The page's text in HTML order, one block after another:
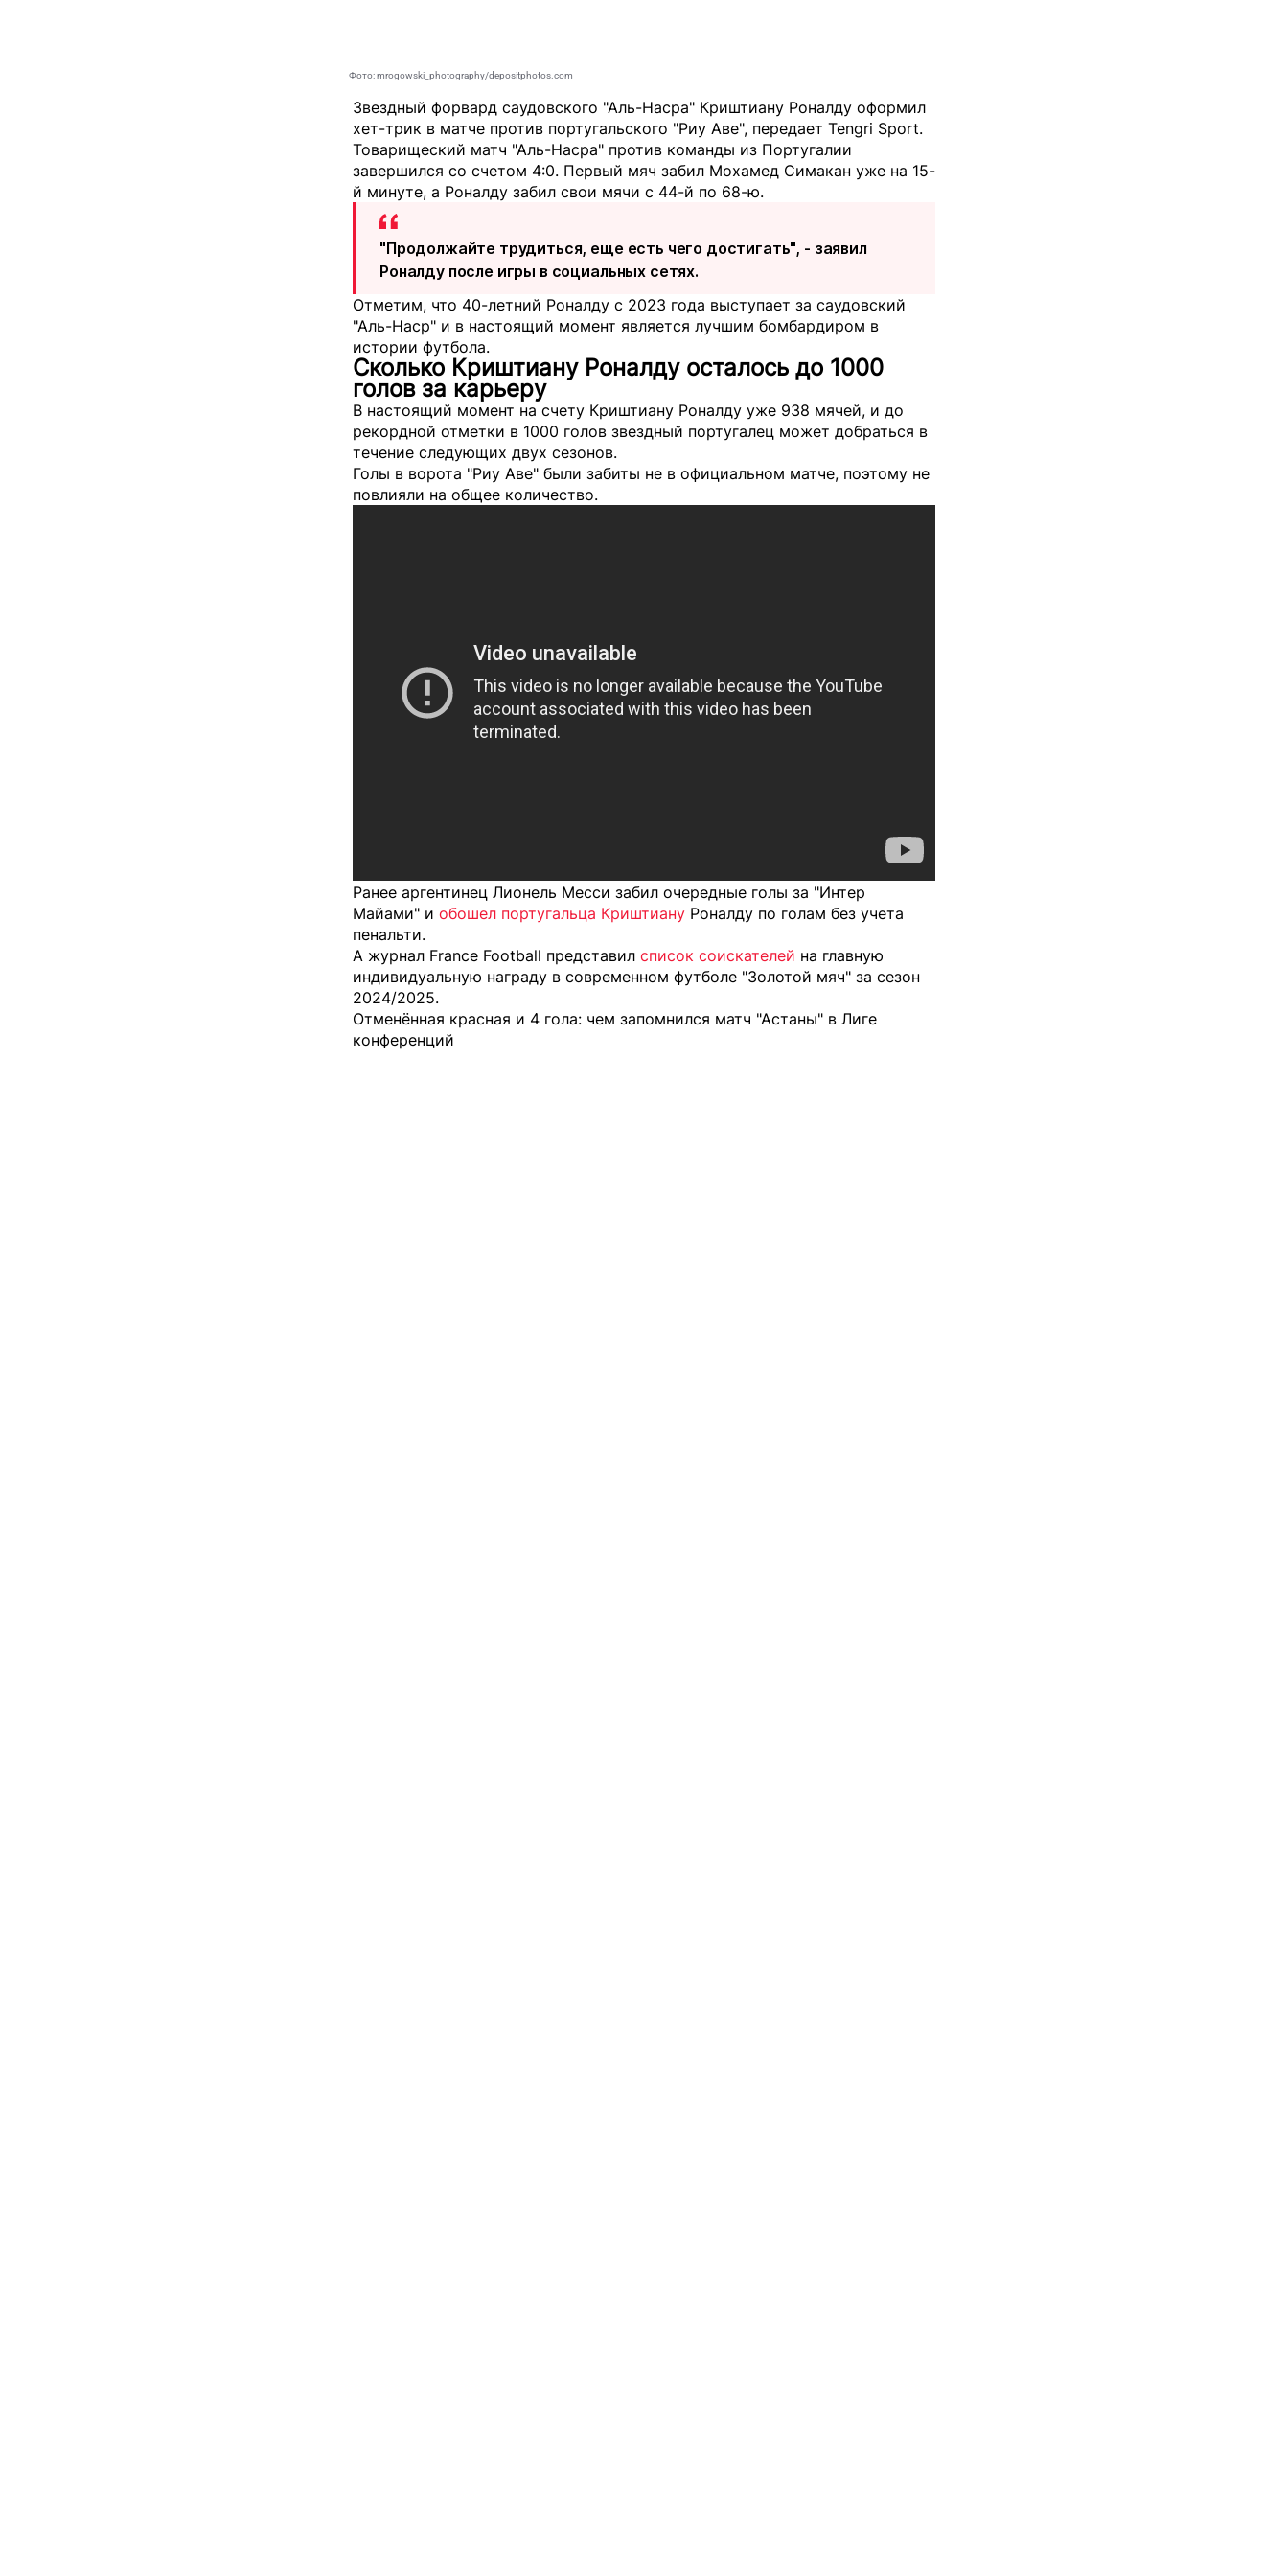
Фото: mrogowski_photography/depositphotos.com
Звездный форвард саудовского "Аль-Насра" Криштиану Роналду оформил
хет-трик в матче против португальского "Риу Аве", передает Tengri Sport.
Товарищеский матч "Аль-Насра" против команды из Португалии
завершился со счетом 4:0. Первый мяч забил Мохамед Симакан уже на 15-
й минуте, а Роналду забил свои мячи с 44-й по 68-ю.
"Продолжайте трудиться, еще есть чего достигать", - заявил
Роналду после игры в социальных сетях.
Отметим, что 40-летний Роналду с 2023 года выступает за саудовский
"Аль-Наср" и в настоящий момент является лучшим бомбардиром в
истории футбола.
Сколько Криштиану Роналду осталось до 1000
голов за карьеру
В настоящий момент на счету Криштиану Роналду уже 938 мячей, и до
рекордной отметки в 1000 голов звездный португалец может добраться в
течение следующих двух сезонов.
Голы в ворота "Риу Аве" были забиты не в официальном матче, поэтому не
повлияли на общее количество.
Ранее аргентинец Лионель Месси забил очередные голы за "Интер
Майами" и обошел португальца Криштиану Роналду по голам без учета
пенальти.
А журнал France Football представил список соискателей на главную
индивидуальную награду в современном футболе "Золотой мяч" за сезон
2024/2025.
Отменённая красная и 4 гола: чем запомнился матч "Астаны" в Лиге
конференций